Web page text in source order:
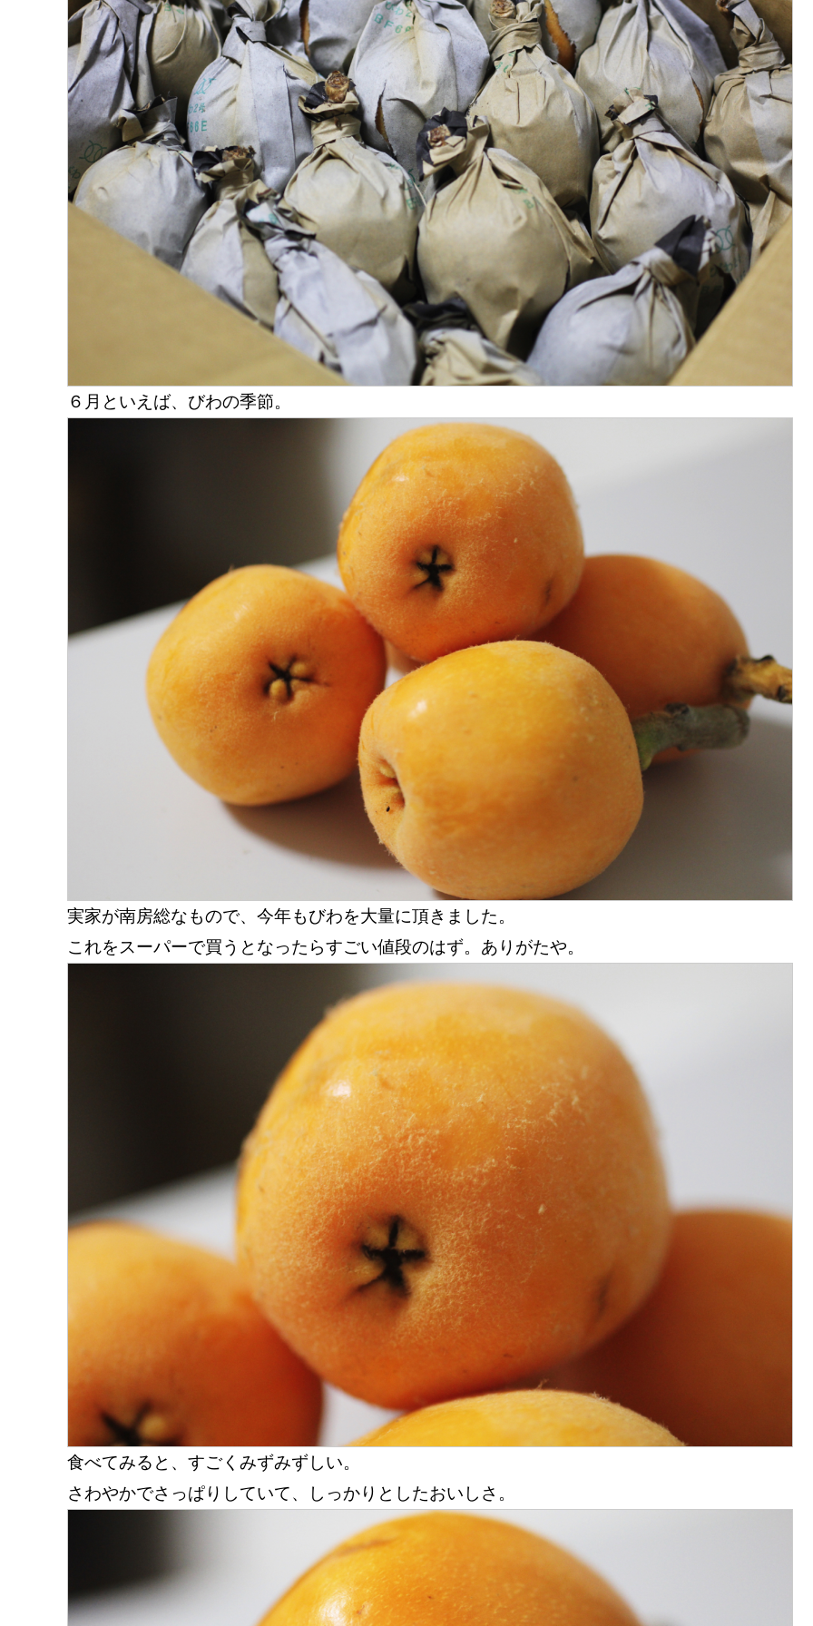
６月といえば、びわの季節。
実家が南房総なもので、今年もびわを大量に頂きました。
これをスーパーで買うとなったらすごい値段のはず。ありがたや。
食べてみると、すごくみずみずしい。
さわやかでさっぱりしていて、しっかりとしたおいしさ。